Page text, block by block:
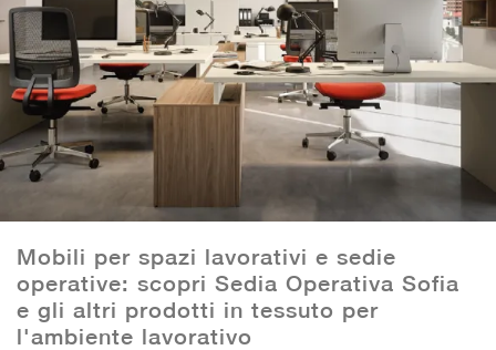
Mobili per spazi lavorativi e sedie
operative: scopri Sedia Operativa Sofia
e gli altri prodotti in tessuto per
l'ambiente lavorativo